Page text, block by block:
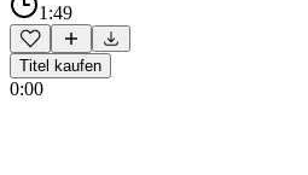
1:49
Titel kaufen
0:00